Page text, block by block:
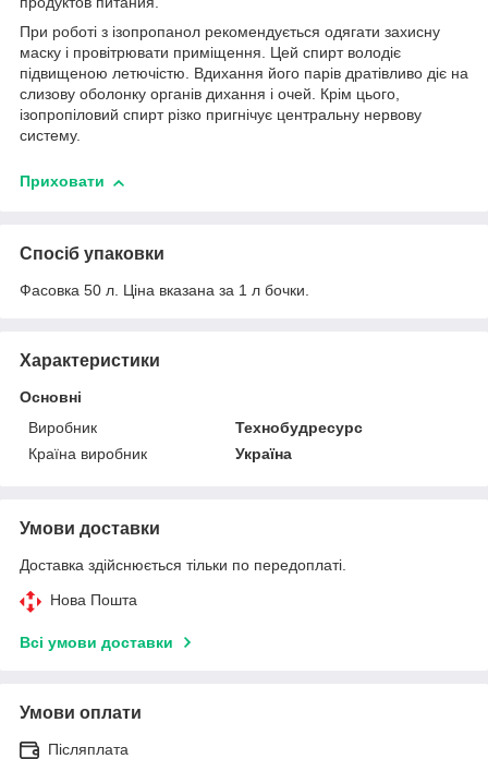
При роботі з ізопропанол рекомендується одягати захисну
маску і провітрювати приміщення. Цей спирт володіє
підвищеною летючістю. Вдихання його парів дратівливо діє на
слизову оболонку органів дихання і очей. Крім цього,
ізопропіловий спирт різко пригнічує центральну нервову
систему.
Приховати
Спосіб упаковки
Фасовка 50 л. Ціна вказана за 1 л бочки.
Характеристики
Основні
Виробник
Технобудресурс
Країна виробник
Україна
Умови доставки
Доставка здійснюється тільки по передоплаті.
Нова Пошта
Всі умови доставки
Умови оплати
Післяплата